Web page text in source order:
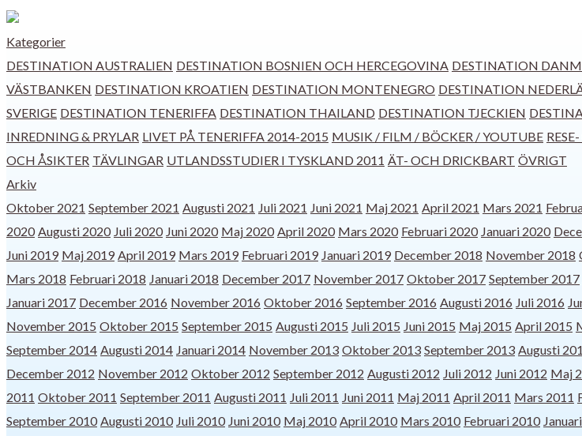
Kategorier
DESTINATION AUSTRALIEN DESTINATION BOSNIEN OCH HERCEGOVINA DESTINATION
VÄSTBANKEN DESTINATION KROATIEN DESTINATION MONTENEGRO DESTINATION
SVERIGE DESTINATION TENERIFFA DESTINATION THAILAND DESTINATION TJECKIEN
INREDNING & PRYLAR LIVET PÅ TENERIFFA 2014-2015 MUSIK / FILM / BÖCKER / YOUTUBE
OCH ÅSIKTER TÄVLINGAR UTLANDSSTUDIER I TYSKLAND 2011 ÄT- OCH DRICKBART ÖVRIGT
Arkiv
Oktober 2021 September 2021 Augusti 2021 Juli 2021 Juni 2021 Maj 2021 April 2021 Mars 2021
2020 Augusti 2020 Juli 2020 Juni 2020 Maj 2020 April 2020 Mars 2020 Februari 2020 Januari 2020
Juni 2019 Maj 2019 April 2019 Mars 2019 Februari 2019 Januari 2019 December 2018 November 2018
Mars 2018 Februari 2018 Januari 2018 December 2017 November 2017 Oktober 2017 September 2017
Januari 2017 December 2016 November 2016 Oktober 2016 September 2016 Augusti 2016 Juli 2016
November 2015 Oktober 2015 September 2015 Augusti 2015 Juli 2015 Juni 2015 Maj 2015 April 2015
September 2014 Augusti 2014 Januari 2014 November 2013 Oktober 2013 September 2013 Augusti
December 2012 November 2012 Oktober 2012 September 2012 Augusti 2012 Juli 2012 Juni 2012 Maj
2011 Oktober 2011 September 2011 Augusti 2011 Juli 2011 Juni 2011 Maj 2011 April 2011 Mars 2011
September 2010 Augusti 2010 Juli 2010 Juni 2010 Maj 2010 April 2010 Mars 2010 Februari 2010